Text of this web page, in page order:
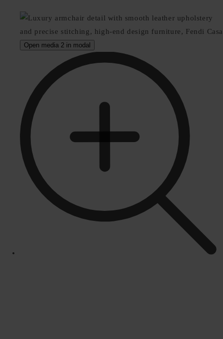
Open media 2 in modal